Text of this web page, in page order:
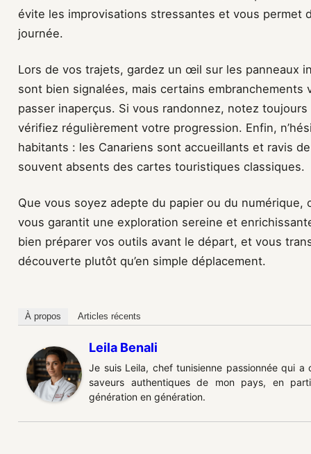
évite les improvisations stressantes et vous permet
journée.
Lors de vos trajets, gardez un œil sur les panneaux
sont bien signalées, mais certains
passer inaperçus. Si vous randonnez, notez
vérifiez régulièrement votre progression. Enfin,
habitants : les Canariens sont accueillants et ravis
souvent absents des cartes touristiques classiques.
Que vous soyez adepte du papier ou du
vous garantit une exploration sereine et
bien préparer vos outils avant le départ, et vous
découverte plutôt qu’en simple déplacement.
À propos Articles récents
Leila Benali
Je suis Leila, chef tunisienne passionnée qui
saveurs authentiques de mon pays, en
génération en génération.